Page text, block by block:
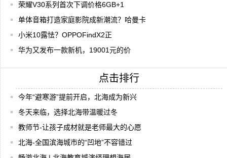
荣耀V30系列首次下调价格6GB+1
单体音箱打造家庭影院成新潮流？哈曼卡
小米10露怯？OPPOFindX2正
华为又发布一款新机，19001元的价
点击排行
今年“避寒游”提前开启，北海成为新兴
冬天来临，选择北海带温暖过冬
教师节-让孩子成材就是老师最大的心愿
北海-全国滨海城市的“凹地”不容错过